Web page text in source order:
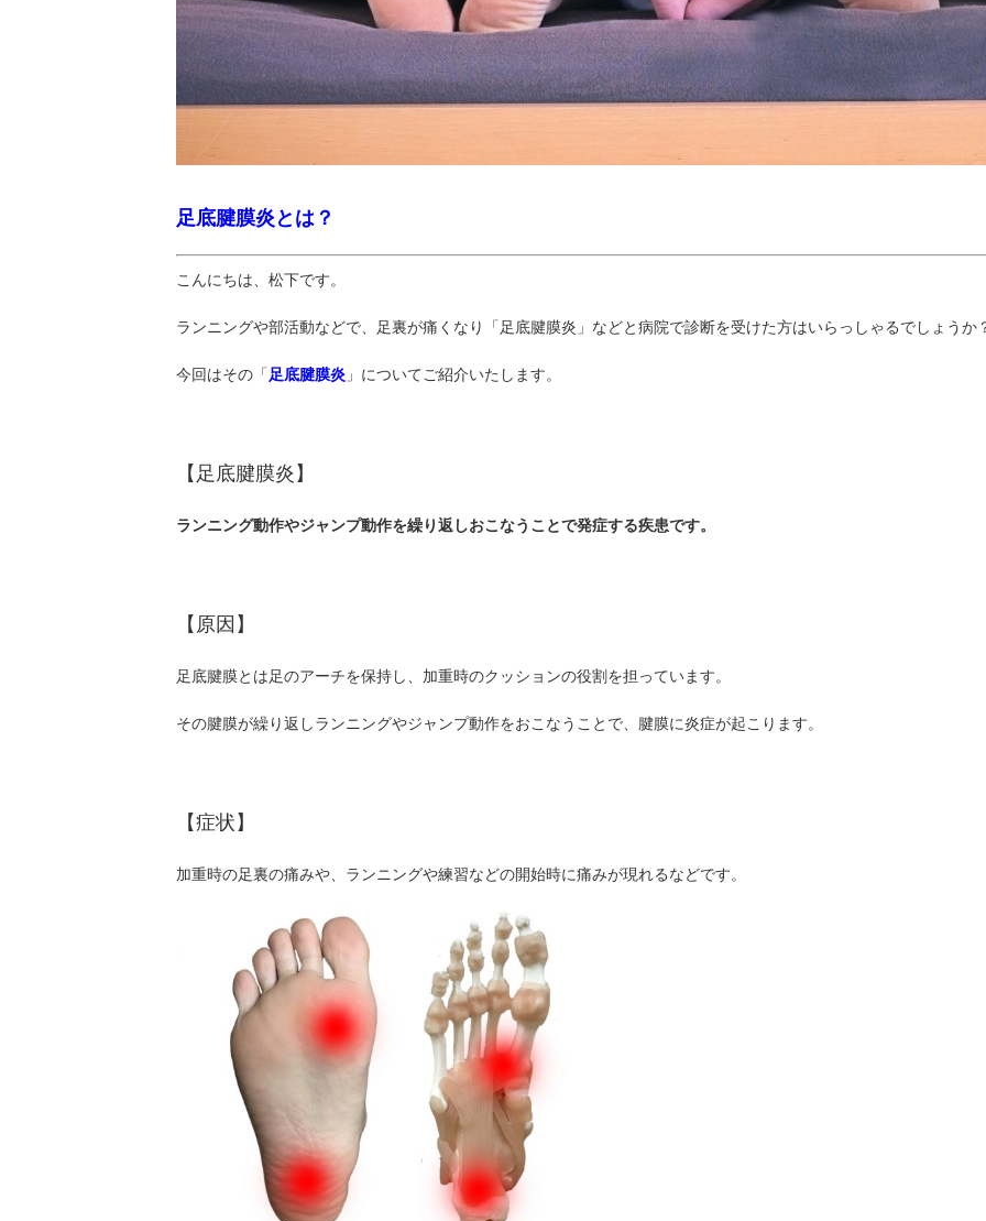
足底腱膜炎とは？
こんにちは、松下です。
ランニングや部活動などで、足裏が痛くなり「足底腱膜炎」などと病院で診断を受けた方はいらっしゃるでしょうか
今回はその「 足底腱膜炎 」についてご紹介いたします。
【足底腱膜炎】
ランニング動作やジャンプ動作を繰り返しおこなうことで発症する疾患です。
【原因】
足底腱膜とは足のアーチを保持し、加重時のクッションの役割を担っています。
その腱膜が繰り返しランニングやジャンプ動作をおこなうことで、腱膜に炎症が起こります。
【症状】
加重時の足裏の痛みや、ランニングや練習などの開始時に痛みが現れるなどです。